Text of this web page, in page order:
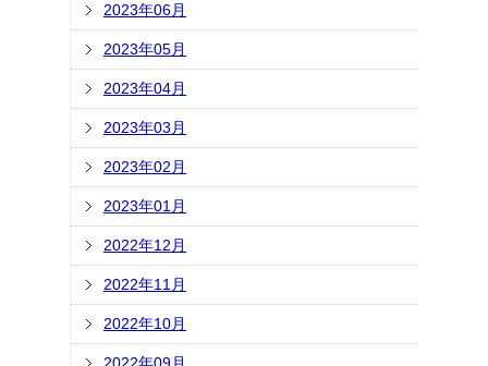
2023年06月
2023年05月
2023年04月
2023年03月
2023年02月
2023年01月
2022年12月
2022年11月
2022年10月